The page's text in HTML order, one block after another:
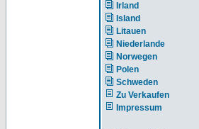
Irland
Island
Litauen
Niederlande
Norwegen
Polen
Schweden
Zu Verkaufen
Impressum